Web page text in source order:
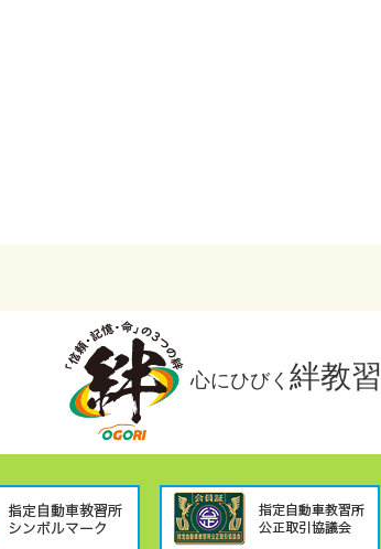
心にひびく 絆教習